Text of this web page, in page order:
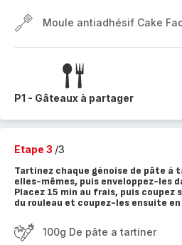
Moule antiadhésif Cake
P1 - Gâteaux à partager
Etape 3 /3
Tartinez chaque génoise de pâte à
elles-mêmes, puis enveloppez-les
Placez 15 min au frais, puis coupez
du rouleau et coupez-les ensuite en
100g De pâte a tartiner